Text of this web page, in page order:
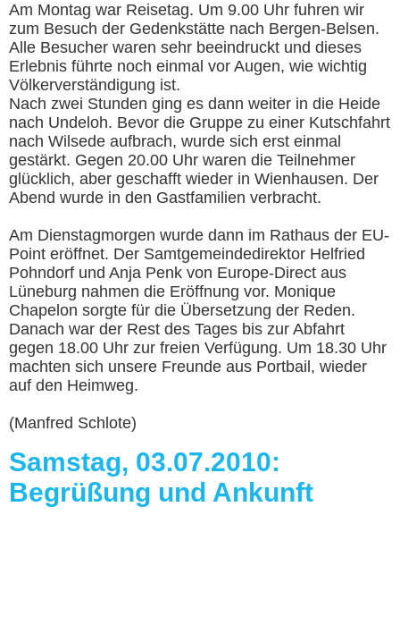
Am Montag war Reisetag. Um 9.00 Uhr fuhren wir
zum Besuch der Gedenkstätte nach Bergen-Belsen.
Alle Besucher waren sehr beeindruckt und dieses
Erlebnis führte noch einmal vor Augen, wie wichtig
Völkerverständigung ist.
Nach zwei Stunden ging es dann weiter in die Heide
nach Undeloh. Bevor die Gruppe zu einer Kutschfahrt
nach Wilsede aufbrach, wurde sich erst einmal
gestärkt. Gegen 20.00 Uhr waren die Teilnehmer
glücklich, aber geschafft wieder in Wienhausen. Der
Abend wurde in den Gastfamilien verbracht.
Am Dienstagmorgen wurde dann im Rathaus der EU-
Point eröffnet. Der Samtgemeindedirektor Helfried
Pohndorf und Anja Penk von Europe-Direct aus
Lüneburg nahmen die Eröffnung vor. Monique
Chapelon sorgte für die Übersetzung der Reden.
Danach war der Rest des Tages bis zur Abfahrt
gegen 18.00 Uhr zur freien Verfügung. Um 18.30 Uhr
machten sich unsere Freunde aus Portbail, wieder
auf den Heimweg.
(Manfred Schlote)
Samstag, 03.07.2010:
Begrüßung und Ankunft